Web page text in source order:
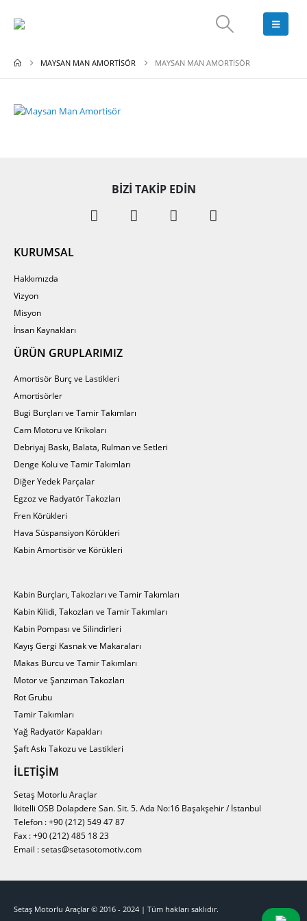
MAYSAN MAN AMORTISÖR MAYSAN MAN AMORTISÖR
BIZI TAKIP EDIN
KURUMSAL
Hakkımızda
Vizyon
Misyon
İnsan Kaynakları
ÜRÜN GRUPLARIMIZ
Amortisör Burç ve Lastikleri
Amortisörler
Bugi Burçları ve Tamir Takımları
Cam Motoru ve Krikoları
Debriyaj Baskı, Balata, Rulman ve Setleri
Denge Kolu ve Tamir Takımları
Diğer Yedek Parçalar
Egzoz ve Radyatör Takozları
Fren Körükleri
Hava Süspansiyon Körükleri
Kabin Amortisör ve Körükleri
Kabin Burçları, Takozları ve Tamir Takımları
Kabin Kilidi, Takozları ve Tamir Takımları
Kabin Pompası ve Silindirleri
Kayış Gergi Kasnak ve Makaraları
Makas Burcu ve Tamir Takımları
Motor ve Şanzıman Takozları
Rot Grubu
Tamir Takımları
Yağ Radyatör Kapakları
Şaft Askı Takozu ve Lastikleri
İLETIŞIM
Setaş Motorlu Araçlar
İkitelli OSB Dolapdere San. Sit. 5. Ada No:16 Başakşehir / İstanbul
Telefon : +90 (212) 549 47 87
Fax : +90 (212) 485 18 23
Email : setas@setasotomotiv.com
Setaş Motorlu Araçlar © 2016 - 2024 | Tüm hakları saklıdır.